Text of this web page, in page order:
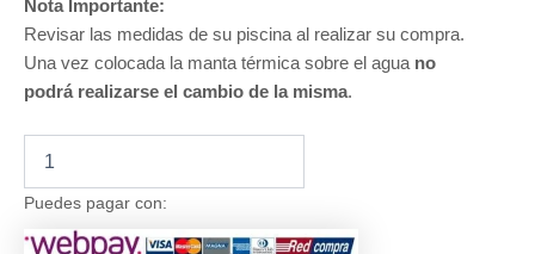
Nota Importante:
Revisar las medidas de su piscina al realizar su compra.
Una vez colocada la manta térmica sobre el agua no
podrá realizarse el cambio de la misma.
Térmica
para
Premium
Puedes pagar con: